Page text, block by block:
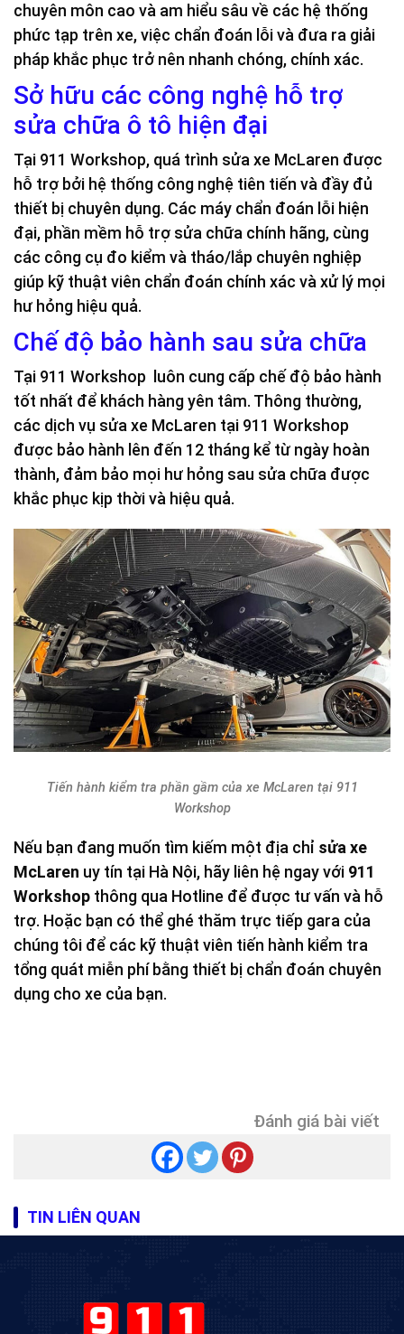
chuyên môn cao và am hiểu sâu về các hệ thống
phức tạp trên xe, việc chẩn đoán lỗi và đưa ra giải
pháp khắc phục trở nên nhanh chóng, chính xác.
Sở hữu các công nghệ hỗ trợ
sửa chữa ô tô hiện đại
Tại 911 Workshop, quá trình sửa xe McLaren được
hỗ trợ bởi hệ thống công nghệ tiên tiến và đầy đủ
thiết bị chuyên dụng. Các máy chẩn đoán lỗi hiện
đại, phần mềm hỗ trợ sửa chữa chính hãng, cùng
các công cụ đo kiểm và tháo/lắp chuyên nghiệp
giúp kỹ thuật viên chẩn đoán chính xác và xử lý mọi
hư hỏng hiệu quả.
Chế độ bảo hành sau sửa chữa
Tại 911 Workshop luôn cung cấp chế độ bảo hành
tốt nhất để khách hàng yên tâm. Thông thường,
các dịch vụ sửa xe McLaren tại 911 Workshop
được bảo hành lên đến 12 tháng kể từ ngày hoàn
thành, đảm bảo mọi hư hỏng sau sửa chữa được
khắc phục kịp thời và hiệu quả.
Tiến hành kiểm tra phần gầm của xe McLaren tại 911
Workshop
Nếu bạn đang muốn tìm kiếm một địa chỉ sửa xe
McLaren uy tín tại Hà Nội, hãy liên hệ ngay với 911
Workshop thông qua Hotline để được tư vấn và hỗ
trợ. Hoặc bạn có thể ghé thăm trực tiếp gara của
chúng tôi để các kỹ thuật viên tiến hành kiểm tra
tổng quát miễn phí bằng thiết bị chẩn đoán chuyên
dụng cho xe của bạn.
Đánh giá bài viết
TIN LIÊN QUAN